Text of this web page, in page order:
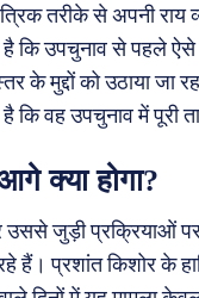
तरीके से अपनी राय
है कि उपचुनाव से पहले
के मुद्दों को उठाया जा
कि वह उपचुनाव में पूरी
क्या होगा?
उससे जुड़ी प्रक्रियाओं
हैं। प्रशांत किशोर के